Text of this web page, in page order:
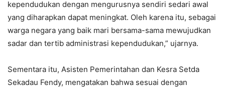
kependudukan dengan mengurusnya sendiri sedari awal
yang diharapkan dapat meningkat. Oleh karena itu, sebagai
warga negara yang baik mari bersama-sama mewujudkan
sadar dan tertib administrasi kependudukan,” ujarnya.
Sementara itu, Asisten Pemerintahan dan Kesra Setda
Sekadau Fendy, mengatakan bahwa sesuai dengan